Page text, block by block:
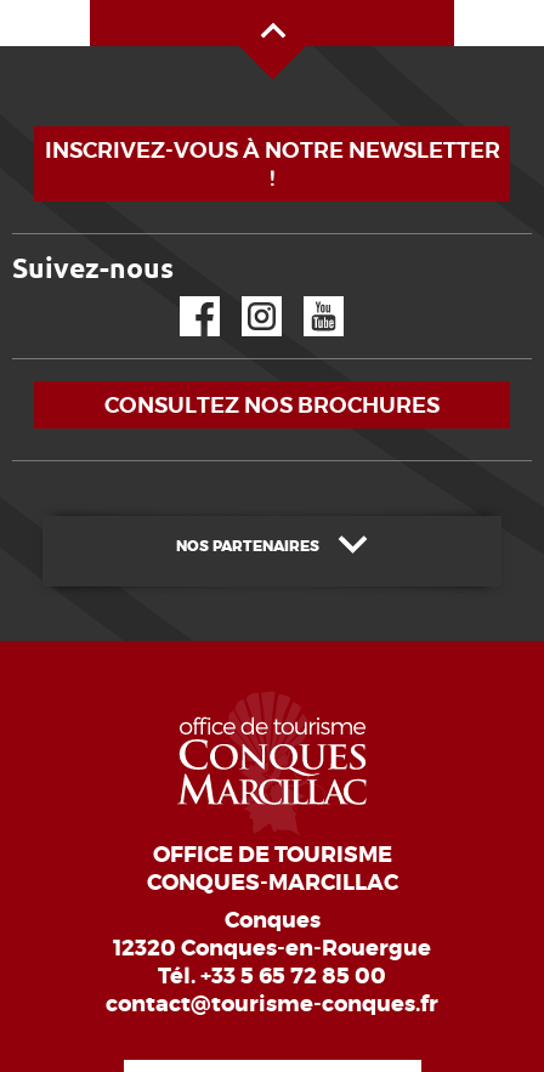
INSCRIVEZ-VOUS À NOTRE NEWSLETTER
!
Suivez-nous
CONSULTEZ NOS BROCHURES
NOS PARTENAIRES
OFFICE DE TOURISME
CONQUES-MARCILLAC
Conques
12320 Conques-en-Rouergue
Tél.+33 5 65 72 85 00
contact@tourisme-conques.fr